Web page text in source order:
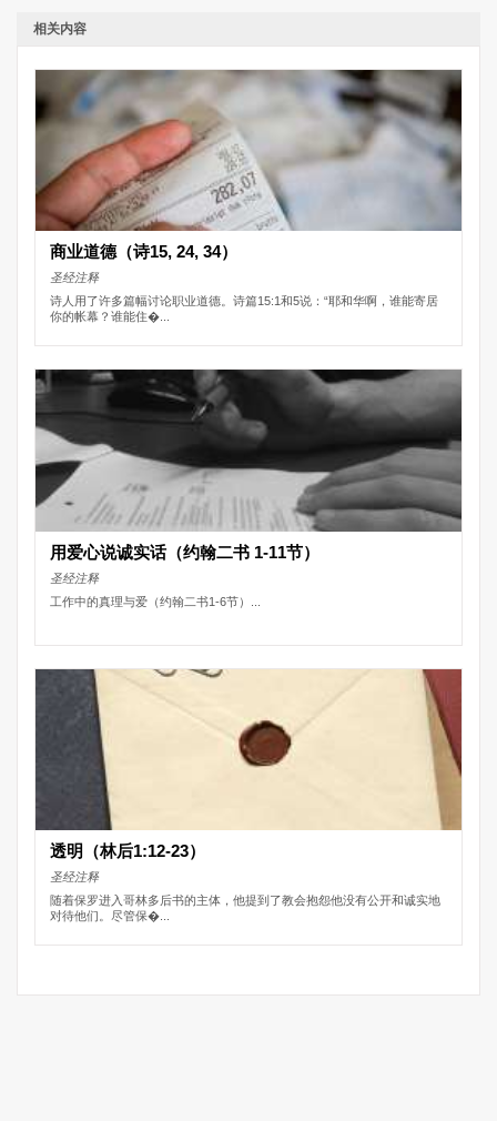
相关内容
商业道德（诗15, 24, 34）
圣经注释
诗人用了许多篇幅讨论职业道德。诗篇15:1和5说：“耶和华啊，谁能寄居
你的帐幕？谁能住�...
用爱心说诚实话（约翰二书 1-11节）
圣经注释
工作中的真理与爱（约翰二书1-6节）...
透明（林后1:12-23）
圣经注释
随着保罗进入哥林多后书的主体，他提到了教会抱怨他没有公开和诚实地
对待他们。尽管保�...